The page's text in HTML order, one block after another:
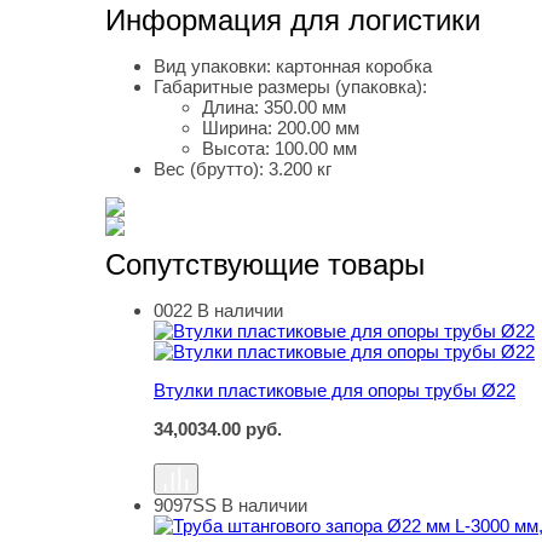
Информация для логистики
Вид упаковки: картонная коробка
Габаритные размеры (упаковка):
Длина: 350.00 мм
Ширина: 200.00 мм
Высота: 100.00 мм
Вес (брутто): 3.200 кг
Сопутствующие товары
Втулки пластиковые для опоры трубы Ø22
0022 В наличии
Втулки пластиковые для опоры трубы Ø22
34,0034.00 руб.
Труба штангового запора Ø22 мм L-3000 мм,
9097SS В наличии